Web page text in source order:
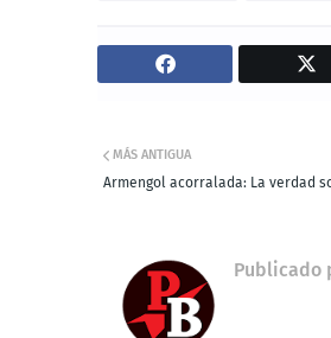
MÁS ANTIGUA
Armengol acorralada: La verdad
Publicado